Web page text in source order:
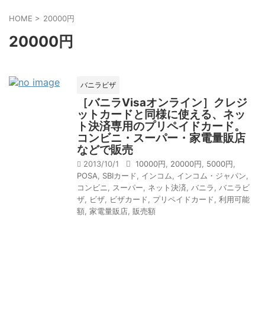
HOME > 20000円
20000円
バニラビザ
［バニラVisaオンライン］クレジ
ットカードと同様に使える、ネッ
ト決済専用のプリペイドカード。
コンビニ・スーパー・家電量販店
などで販売
2013/10/1 10000円 20000円 5000円
POSA
SBIカード インコム インコム・ジャパン
コンビニ
スーパー ネット決済 バニラ
バニラビ
ザ
ビザ ビザカード プリペイドカード 利用可能
額 家電量販店 販売額